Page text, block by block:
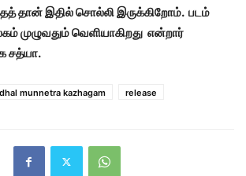
தான் இதில் சொல்லி இருக்கிறோம். படம்
முழுவதும் வெளியாகிறது என்றார்
சத்யா.
munnetra kazhagam release